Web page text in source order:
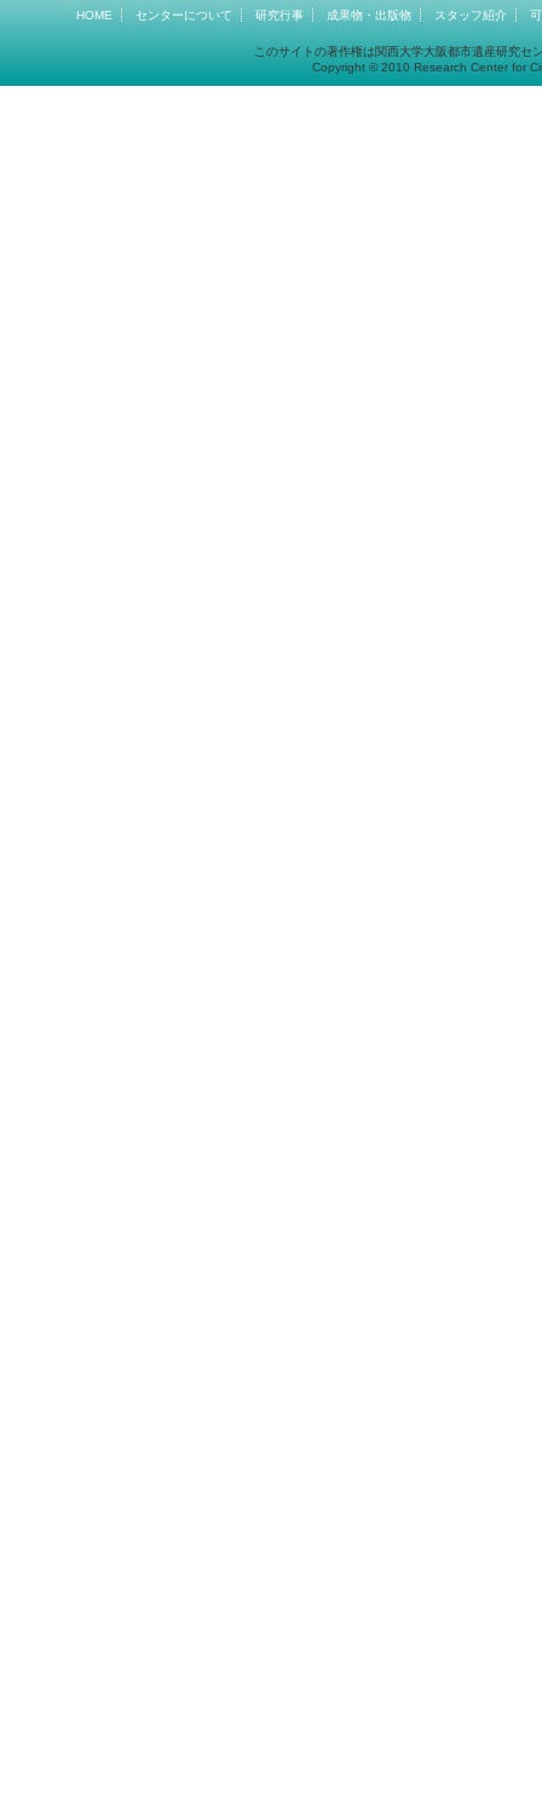
HOME センターについて 研究行事 成果物・出版物 スタッフ紹介
このサイトの著作権は関西大学大阪都市遺産研究
Copyright © 2010 Research Center for